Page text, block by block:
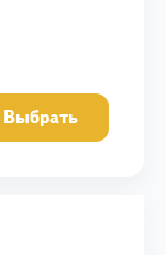
Выбрать